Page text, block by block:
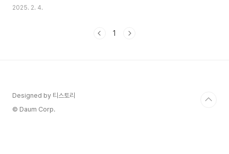
가입 방법을 통해서회원권 연회비 가격, 할인 제도, 온라인 가입방법, 현장 가입
무료로 이용하는 꿀팁을 알 수 있습니다. ✔ 매장 위치 및 휴무일을 통해 두번
2025. 2. 4.
1
Designed by 티스토리
© Daum Corp.